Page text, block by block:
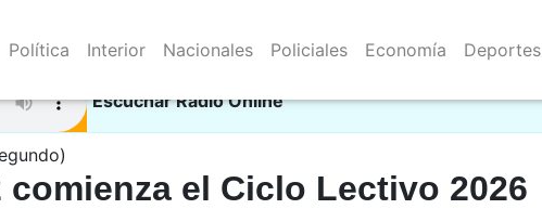
Política Interior Nacionales Policiales Economía Deportes
Escuchar Radio Online
comienza el Ciclo Lectivo 2026